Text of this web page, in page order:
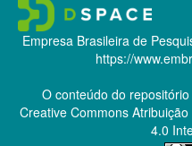
Empresa Brasileira de
https://
O conteúdo do
Creative CommonsAtribuição
4.0